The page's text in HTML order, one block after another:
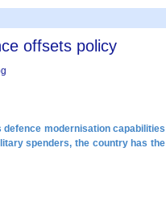
offsets policy
modernisation capabilities
spenders, the country has the